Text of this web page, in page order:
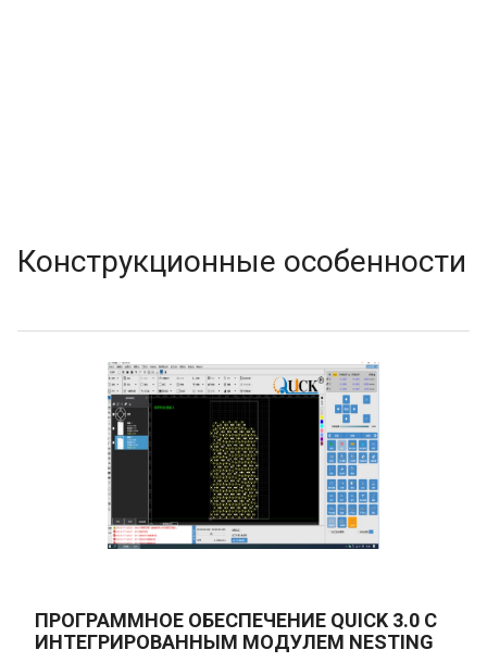
Конструкционные особенности
ПРОГРАММНОЕ ОБЕСПЕЧЕНИЕ QUICK 3.0 С
ИНТЕГРИРОВАННЫМ МОДУЛЕМ NESTING